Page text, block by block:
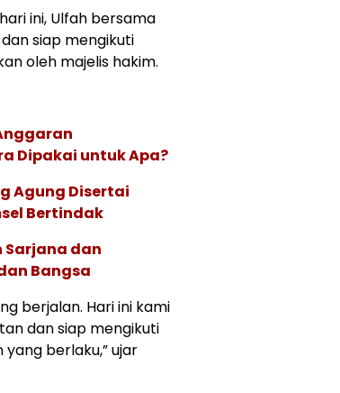
ini, Ulfah bersama
siap mengikuti
oleh majelis hakim.
Dipakai untuk Apa?
Agung Disertai
Bertindak
Sarjana dan
Bangsa
berjalan. Hari ini kami
dan siap mengikuti
berlaku,” ujar